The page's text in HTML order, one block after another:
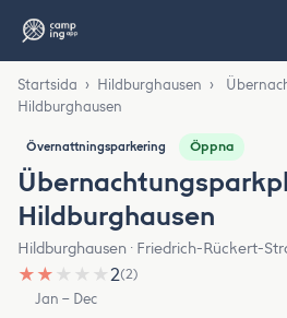
Startsida › Hildburghausen ›
Hildburghausen
Övernattningsparkering Öppna
Hildburghausen
Hildburghausen · Friedrich-Rückert-
★ ★ ★ ★ ★2(2)
Jan – Dec